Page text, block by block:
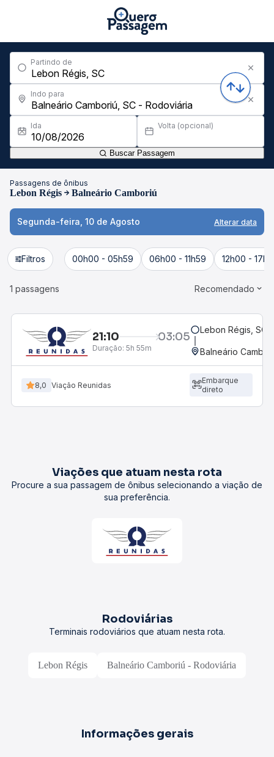
Partindo de
Indo para
Ida Volta (opcional)
Buscar Passagem
Passagens de ônibus
Lebon Régis Balneário Camboriú
Segunda-feira, 10 de Agosto Alterar data
Filtros 00h00 - 05h59 06h00 - 11h59 12h00 -
1 passagens Recomendado
21:10 03:05
Duração: 5h 55m
Lebon Régis, SC
Balneário
8,0 Viação Reunidas
Embarque
direto
Viações que atuam nesta rota
Procure a sua passagem de ônibus selecionando a viação de
sua preferência.
Rodoviárias
Terminais rodoviários que atuam nesta rota.
Lebon Régis Balneário Camboriú - Rodoviária
Informações gerais